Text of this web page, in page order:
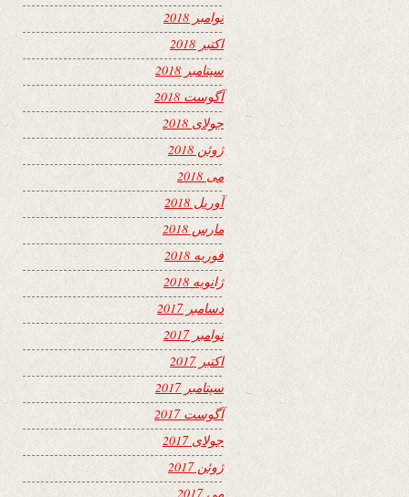
نوامبر 2018
اکتبر 2018
سپتامبر 2018
آگوست 2018
جولای 2018
ژوئن 2018
می 2018
آوریل 2018
مارس 2018
فوریه 2018
ژانویه 2018
دسامبر 2017
نوامبر 2017
اکتبر 2017
سپتامبر 2017
آگوست 2017
جولای 2017
ژوئن 2017
می 2017